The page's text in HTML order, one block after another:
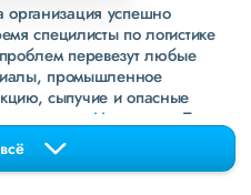
успешно
специлисты по логистике
перевезут любые
промышленное
сыпучие и опасные
в раздел
«Наш опыт»
. Там
обновляются несколько
запустили новые
все стандартные